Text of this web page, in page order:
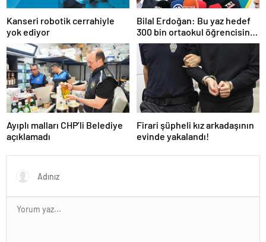
Kanseri robotik cerrahiyle
yok ediyor
Bilal Erdoğan: Bu yaz hedef
300 bin ortaokul öğrencisini
yaz okullarında ağırlamak
Ayıplı malları CHP’li Belediye
açıklamadı
Firari şüpheli kız arkadaşının
evinde yakalandı!